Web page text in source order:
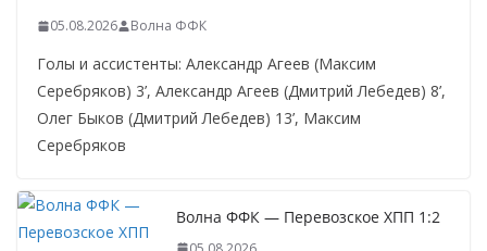
05.08.2026 Волна ФФК
Голы и ассистенты: Александр Агеев (Максим
Серебряков) 3’, Александр Агеев (Дмитрий Лебедев) 8’,
Олег Быков (Дмитрий Лебедев) 13’, Максим
Серебряков
Волна ФФК — Перевозское ХПП 1:2